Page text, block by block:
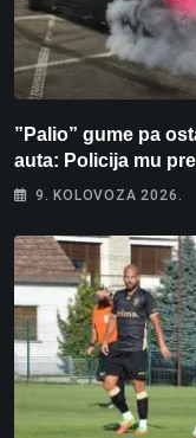
”Palio” gume pa ostao bez
auta: Policija mu
”show” na parkingu
9. KOLOVOZA 2026.